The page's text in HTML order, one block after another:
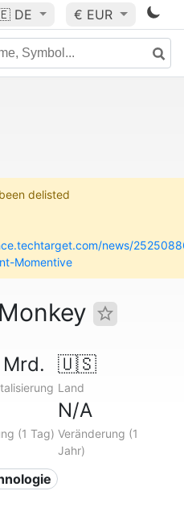
DE € EUR
delisted
news/
Momentive
🇺🇸
Land
(1 Tag)
N/A
Veränderung (1
Jahr)